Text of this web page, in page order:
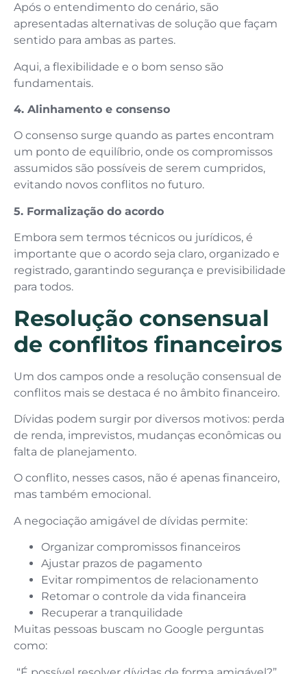
Após o entendimento do cenário, são
apresentadas alternativas de solução que façam
sentido para ambas as partes.
Aqui, a flexibilidade e o bom senso são
fundamentais.
4. Alinhamento e consenso
O consenso surge quando as partes encontram
um ponto de equilíbrio, onde os compromissos
assumidos são possíveis de serem cumpridos,
evitando novos conflitos no futuro.
5. Formalização do acordo
Embora sem termos técnicos ou jurídicos, é
importante que o acordo seja claro, organizado e
registrado, garantindo segurança e previsibilidade
para todos.
Resolução consensual
de conflitos financeiros
Um dos campos onde a resolução consensual de
conflitos mais se destaca é no âmbito financeiro.
Dívidas podem surgir por diversos motivos: perda
de renda, imprevistos, mudanças econômicas ou
falta de planejamento.
O conflito, nesses casos, não é apenas financeiro,
mas também emocional.
A negociação amigável de dívidas permite:
Organizar compromissos financeiros
Ajustar prazos de pagamento
Evitar rompimentos de relacionamento
Retomar o controle da vida financeira
Recuperar a tranquilidade
Muitas pessoas buscam no Google perguntas
como: